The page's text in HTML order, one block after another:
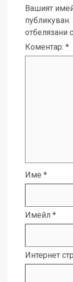
Вашият
публикуван.
отбелязани с
Коментар: *
Име *
Имейл *
Интернет